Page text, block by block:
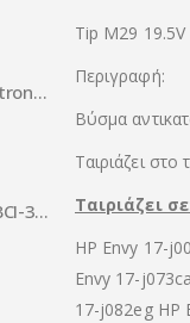
Tip M29
Περιγραφή:
Βύσμα
Ταιριάζει
Ταιριάζει
HP Envy 17-
Envy 17-
17-j082eg HP
IBM HP CF280A Tonerpatrone schwarz 85P7018
compatible Ink CANON BCI-3eY